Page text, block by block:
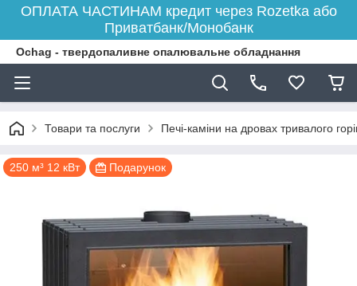
ОПЛАТА ЧАСТИНАМ кредит через Rozetka або
Приватбанк/Монобанк
Ochag - твердопаливне опалювальне обладнання
Товари та послуги Печі-каміни на дровах тривалого
250 м³ 12 кВт Подарунок